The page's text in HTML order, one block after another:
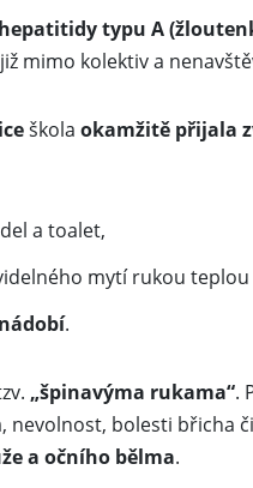
typu A
mimo kolektiv a
škola okamžitě přijala
a toalet,
mytí rukou teplou
.
„špinavýma rukama“.
bolesti břicha
a očního bělma.